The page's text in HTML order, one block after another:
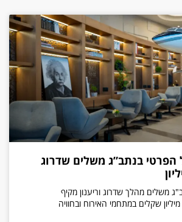
בנתב”ג משלים שדרוג
משלים מהלך שדרוג וריענון מקיף
שקלים במתחמי האירוח ובחוויה